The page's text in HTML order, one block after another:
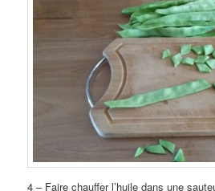
4 – Faire chauffer l’huile dans une